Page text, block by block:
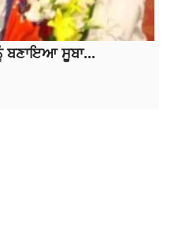
ਬਣਾਇਆ ਸੂਬਾ...